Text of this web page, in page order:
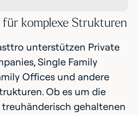
komplexe Strukturen
unterstützen Private
Single Family
Offices und andere
Ob es um die
gehaltenen